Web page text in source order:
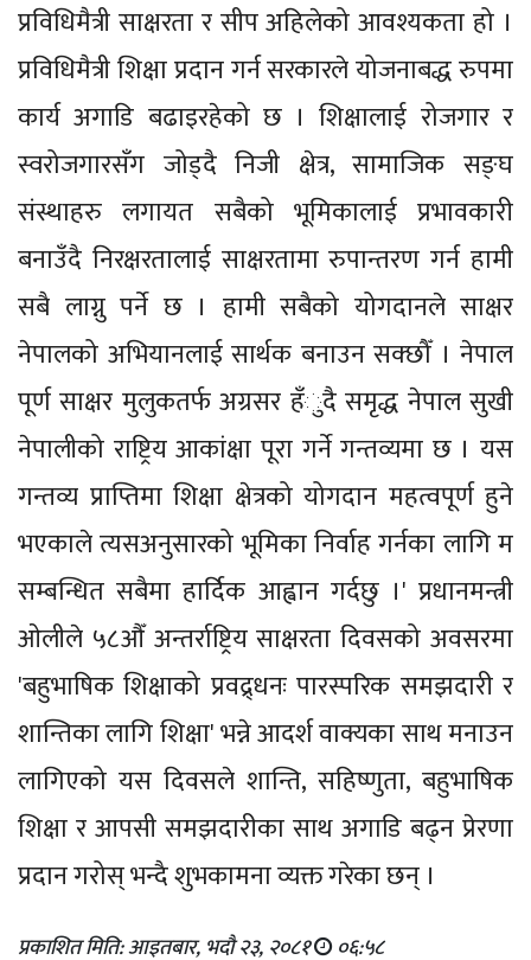
प्रविधिमैत्री साक्षरता र सीप अहिलेको आवश्यकता हो ।
प्रविधिमैत्री शिक्षा प्रदान गर्न सरकारले योजनाबद्ध रुपमा
कार्य अगाडि बढाइरहेको छ । शिक्षालाई रोजगार र
स्वरोजगारसँग जोड्दै निजी क्षेत्र, सामाजिक सङ्घ
संस्थाहरु लगायत सबैको भूमिकालाई प्रभावकारी
बनाउँदै निरक्षरतालाई साक्षरतामा रुपान्तरण गर्न हामी
सबै लाग्नु पर्ने छ । हामी सबैको योगदानले साक्षर
नेपालको अभियानलाई सार्थक बनाउन सक्छौँ । नेपाल
पूर्ण साक्षर मुलुकतर्फ अग्रसर हँुदै समृद्ध नेपाल सुखी
नेपालीको राष्ट्रिय आकांक्षा पूरा गर्ने गन्तव्यमा छ । यस
गन्तव्य प्राप्तिमा शिक्षा क्षेत्रको योगदान महत्वपूर्ण हुने
भएकाले त्यसअनुसारको भूमिका निर्वाह गर्नका लागि म
सम्बन्धित सबैमा हार्दिक आह्वान गर्दछु ।' प्रधानमन्त्री
ओलीले ५८औँ अन्तर्राष्ट्रिय साक्षरता दिवसको अवसरमा
'बहुभाषिक शिक्षाको प्रवद्र्धनः पारस्परिक समझदारी र
शान्तिका लागि शिक्षा' भन्ने आदर्श वाक्यका साथ मनाउन
लागिएको यस दिवसले शान्ति, सहिष्णुता, बहुभाषिक
शिक्षा र आपसी समझदारीका साथ अगाडि बढ्न प्रेरणा
प्रदान गरोस् भन्दै शुभकामना व्यक्त गरेका छन् ।
प्रकाशित मिति: आइतबार, भदौ २३, २०८१ ०६:५८